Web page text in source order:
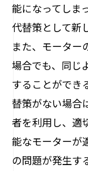
能になってしま
代替策として新
また、モーター
場合でも、同じ
することができ
替策がない場合
者を利用し、適
能なモーターが
の問題が発生す